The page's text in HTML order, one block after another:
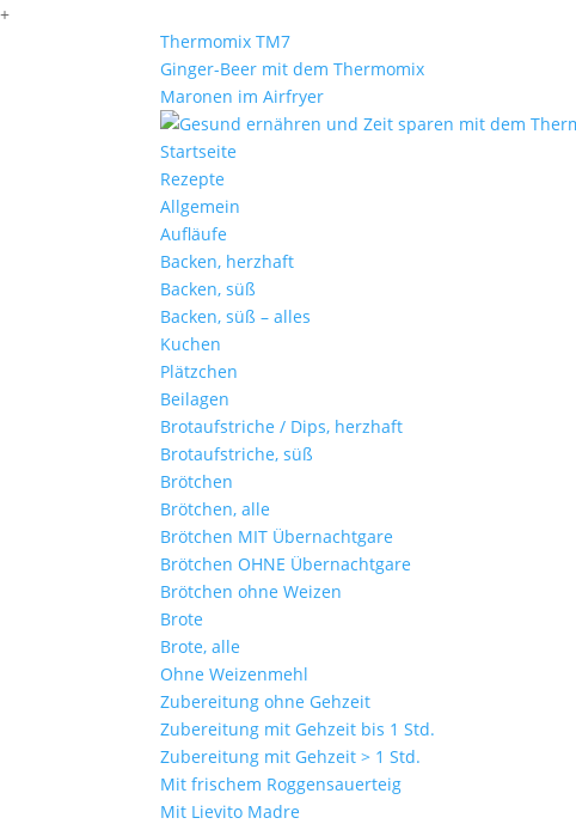
+
Thermomix TM7
Ginger-Beer mit dem Thermomix
Maronen im Airfryer
Startseite
Rezepte
Allgemein
Aufläufe
Backen, herzhaft
Backen, süß
Backen, süß – alles
Kuchen
Plätzchen
Beilagen
Brotaufstriche / Dips, herzhaft
Brotaufstriche, süß
Brötchen
Brötchen, alle
Brötchen MIT Übernachtgare
Brötchen OHNE Übernachtgare
Brötchen ohne Weizen
Brote
Brote, alle
Ohne Weizenmehl
Zubereitung ohne Gehzeit
Zubereitung mit Gehzeit bis 1 Std.
Zubereitung mit Gehzeit > 1 Std.
Mit frischem Roggensauerteig
Mit Lievito Madre